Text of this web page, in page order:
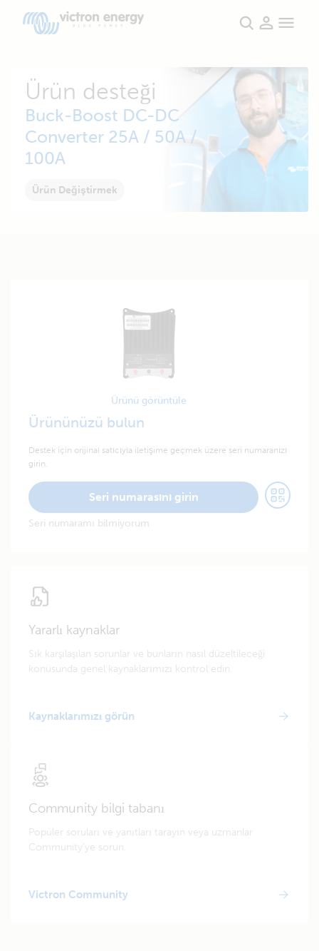
Ürün desteği
Buck-Boost DC-DC
Converter 25A / 50A /
100A
Ürün Değiştirmek
Ürünü görüntüle
Ürününüzü bulun
Destek için orijinal satıcıyla iletişime geçmek üzere seri numaranızı
girin.
Seri numarasını girin
Seri numaramı bilmiyorum
Yararlı kaynaklar
Sık karşılaşılan sorunlar ve bunların nasıl düzeltileceği
konusunda genel kaynaklarımızı kontrol edin.
Kaynaklarımızı görün
Community bilgi tabanı
Popüler soruları ve yanıtları tarayın veya uzmanlar
Community'ye sorun.
Victron Community